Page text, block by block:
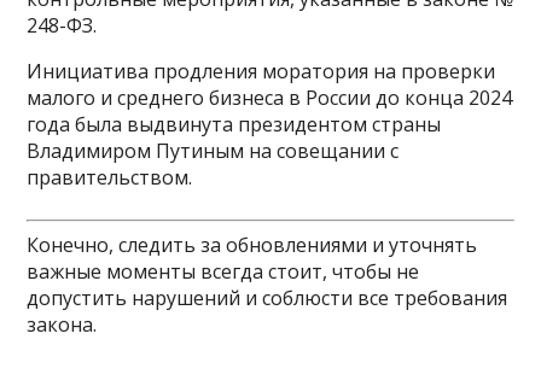
248-ФЗ.
Инициатива продления моратория на проверки
малого и среднего бизнеса в России до конца 2024
года была выдвинута президентом страны
Владимиром Путиным на совещании с
правительством.
Конечно, следить за обновлениями и уточнять
важные моменты всегда стоит, чтобы не
допустить нарушений и соблюсти все требования
закона.